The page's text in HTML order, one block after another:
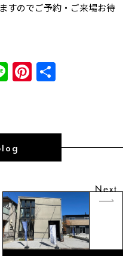
すのでご予約・ご来場お待
LinePinterest
Next